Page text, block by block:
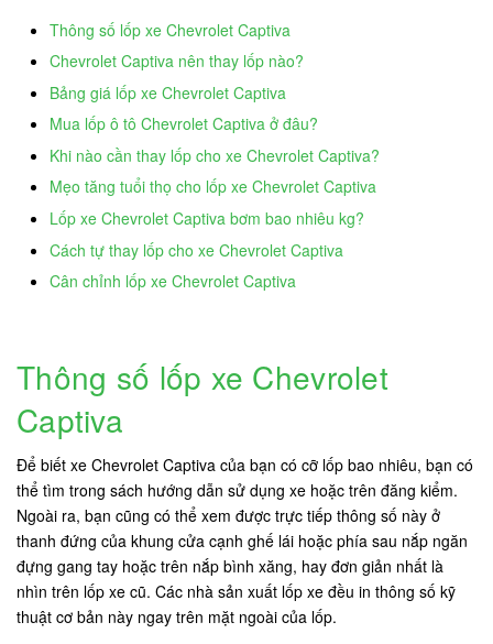
Thông số lốp xe Chevrolet Captiva
Chevrolet Captiva nên thay lốp nào?
Bảng giá lốp xe Chevrolet Captiva
Mua lốp ô tô Chevrolet Captiva ở đâu?
Khi nào cần thay lốp cho xe Chevrolet Captiva?
Mẹo tăng tuổi thọ cho lốp xe Chevrolet Captiva
Lốp xe Chevrolet Captiva bơm bao nhiêu kg?
Cách tự thay lốp cho xe Chevrolet Captiva
Cân chỉnh lốp xe Chevrolet Captiva
Thông số lốp xe Chevrolet
Captiva
Để biết xe Chevrolet Captiva của bạn có cỡ lốp bao nhiêu, bạn có
thể tìm trong sách hướng dẫn sử dụng xe hoặc trên đăng kiểm.
Ngoài ra, bạn cũng có thể xem được trực tiếp thông số này ở
thanh đứng của khung cửa cạnh ghế lái hoặc phía sau nắp ngăn
đựng gang tay hoặc trên nắp bình xăng, hay đơn giản nhất là
nhìn trên lốp xe cũ. Các nhà sản xuất lốp xe đều in thông số kỹ
thuật cơ bản này ngay trên mặt ngoài của lốp.